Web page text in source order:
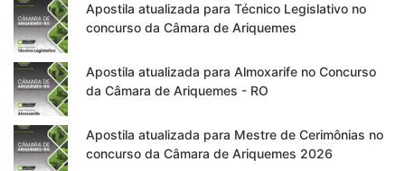
Apostila atualizada para Técnico Legislativo no
concurso da Câmara de Ariquemes
Apostila atualizada para Almoxarife no Concurso
da Câmara de Ariquemes - RO
Apostila atualizada para Mestre de Cerimônias no
concurso da Câmara de Ariquemes 2026